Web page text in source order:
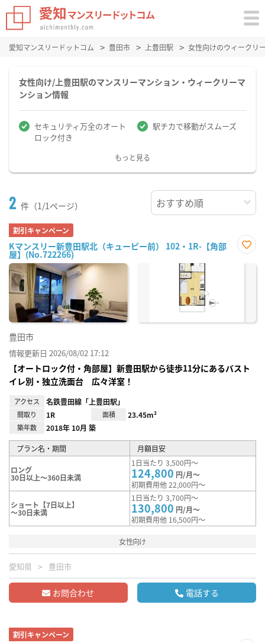
愛知マンスリードットコム 豊田市 上豊田駅 女性向けのウィークリ
女性向け/上豊田駅のマンスリーマンション・ウィークリーマ
ンション情報
セキュリティ万全のオート
ロック付き
駅チカで移動がスムーズ
もっと見る
2 件（1/1ページ）
割引キャンペーン
Kマンスリー新豊田駅北（キューピー前） 102・1R-【角部
屋】(No.722266)
に入
豊田市
情報更新日 2026/08/02 17:12
【オートロック付・角部屋】新豊田駅から徒歩11分にあるバスト
イレ別・独立洗面台 広々洋室！
アクセス 名鉄豊田線「上豊田駅」
間取り 1R 面積 23.45m²
築年数 2018年 10月 築
プラン名・期間 月額目安
ロング
30日以上～360日未満
1日当たり 3,500円～
124,800 円/月～
初期費用他 22,000円～
ショート【7日以上】
～30日未満
1日当たり 3,700円～
130,800 円/月～
初期費用他 16,500円～
女性向け
愛知県 豊田市
お問合わせ 電話する
割引キャンペーン